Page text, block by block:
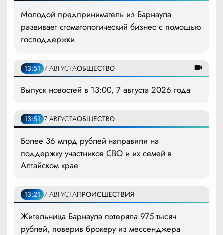
Молодой предприниматель из Барнаула
развивает стоматологический бизнес с помощью
господдержки
13:51 7 АВГУСТАОБЩЕСТВО
Выпуск новостей в 13:00, 7 августа 2026 года
13:51 7 АВГУСТАОБЩЕСТВО
Более 36 млрд рублей направили на
поддержку участников СВО и их семей в
Алтайском крае
13:21 7 АВГУСТАПРОИСШЕСТВИЯ
Жительница Барнаула потеряла 975 тысяч
рублей, поверив брокеру из мессенджера